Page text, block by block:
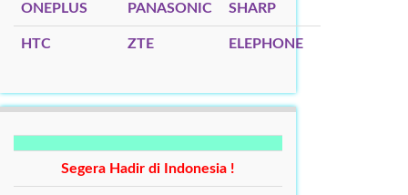
ONEPLUS PANASONIC SHARP
HTC ZTE ELEPHONE
Segera Hadir di Indonesia !